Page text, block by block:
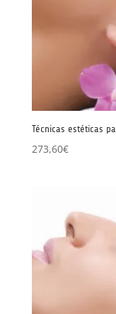
Técnicas estéticas
273,60€